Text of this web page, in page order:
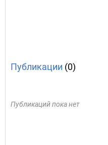
Публикации (0)
Публикаций пока нет